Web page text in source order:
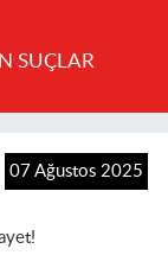
SUÇLAR
07 Ağustos 2025